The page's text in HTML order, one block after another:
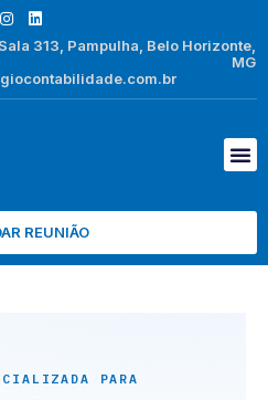
313, Pampulha, Belo Horizonte,
MG
REUNIÃO
PARA